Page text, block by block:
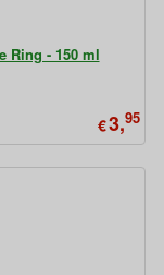
Ring - 150 ml
€3,95